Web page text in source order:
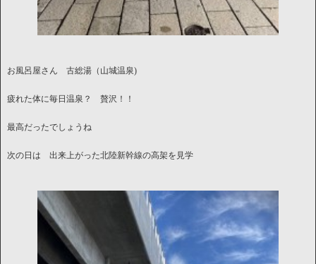
お風呂屋さん 古総湯（山城温泉)
疲れた体に毎日温泉？ 贅沢！！
最高だったでしょうね
次の日は 出来上がった北陸新幹線の高架を見学